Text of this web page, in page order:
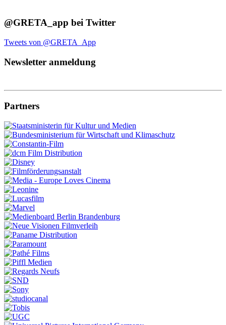
@GRETA_app bei Twitter
Tweets von @GRETA_App
Newsletter anmeldung
Partners